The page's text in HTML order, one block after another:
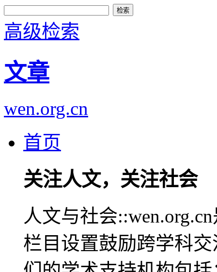
高级检索
文章
wen.org.cn
首页
关注人文，关注社会
人文与社会
栏目设置鼓励跨学科